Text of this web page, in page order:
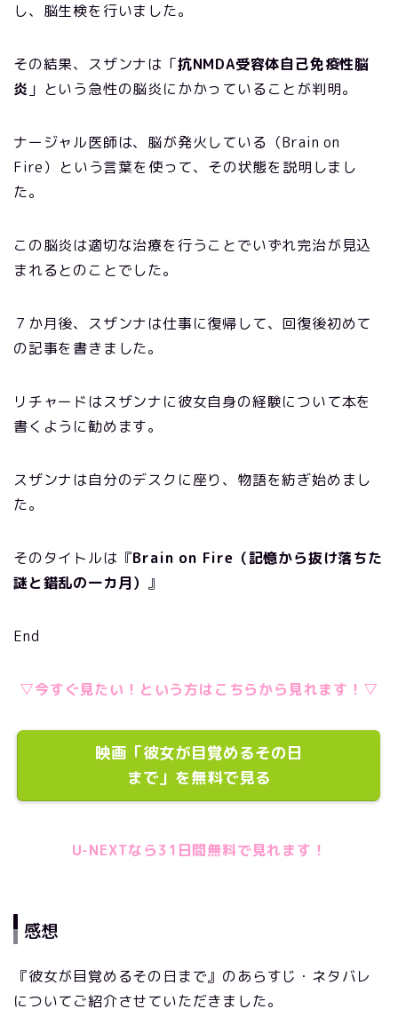
し、脳生検を行いました。
その結果、スザンナは「抗NMDA受容体自己免疫性脳
炎 」という急性の脳炎にかかっていることが判明。
ナージャル医師は、脳が発火している（Brain on
Fire）という言葉を使って、その状態を説明しまし
た。
この脳炎は適切な治療を行うことでいずれ完治が見込
まれるとのことでした。
７か月後、スザンナは仕事に復帰して、回復後初めて
の記事を書きました。
リチャードはスザンナに彼女自身の経験について本を
書くように勧めます。
スザンナは自分のデスクに座り、物語を紡ぎ始めまし
た。
そのタイトルは『Brain on Fire（記憶から抜け落ちた
謎と錯乱の一カ月） 』
End
▽今すぐ見たい！という方はこちらから見れます！▽
映画「彼女が目覚めるその日
まで」を無料で見る
U-NEXTなら31日間無料で見れます！
感想
『彼女が目覚めるその日まで』のあらすじ・ネタバレ
についてご紹介させていただきました。